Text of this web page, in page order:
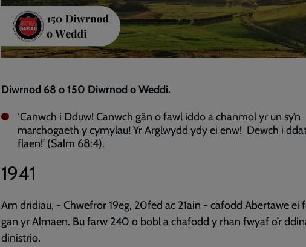
Diwrnod 68 o 150 Diwrnod o Weddi.
‘Canwch i Dduw! Canwch gân o fawl iddo a chanmol yr un sy’n
marchogaeth y cymylau! Yr Arglwydd ydy ei enw! Dewch i
flaen!’ (Salm 68:4).
1941
Am dridiau, - Chwefror 19eg, 20fed ac 21ain - cafodd Abertawe ei
gan yr Almaen. Bu farw 240 o bobl a chafodd y rhan fwyaf o’r
dinistrio.